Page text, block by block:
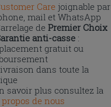
Carejoignable par
mail et WhatsApp
de Premier Choix
anti-casse:
gratuit ou
dans toute la
savoir plus consultez la
propos de nous